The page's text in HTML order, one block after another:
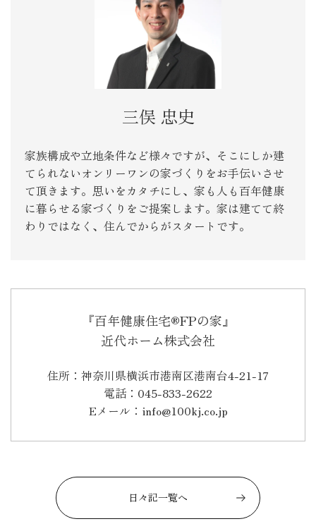
三俣 忠史
家族構成や立地条件など様々ですが、そこにしか建
てられないオンリーワンの家づくりをお手伝いさせ
て頂きます。思いをカタチにし、家も人も百年健康
に暮らせる家づくりをご提案します。家は建てて終
わりではなく、住んでからがスタートです。
『百年健康住宅®FPの家』
近代ホーム株式会社
住所：神奈川県横浜市港南区港南台4-21-17
電話：045-833-2622
Eメール：info@100kj.co.jp
日々記一覧へ